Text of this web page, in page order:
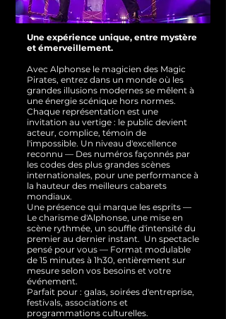
Une expérience unique, entre mystère
et émerveillement.
Avec Alphonse le magicien des Magic
Pirates, entrez dans un monde où les
grandes illusions modernes se mêlent à
une énergie scénique hors normes.
Chaque représentation est une
invitation au vertige : le public devient
acteur, complice, témoin de
l'impossible. Un niveau d'excellence
reconnu — Des numéros façonnés par
les codes des plus grandes scènes
internationales, pour une performance à
la hauteur des meilleurs cabarets
mondiaux.
Une présence qui marque les esprits —
Le charisme d'Alphonse, une mise en
scène rythmée, un souffle d'intensité du
premier au dernier instant. Un spectacle
pensé pour vous — Format modulable
de 15 minutes à 1h30, entièrement sur
mesure selon vos besoins et votre
événement.
Parfait pour : galas, soirées d'entreprise,
festivals, associations et
programmations culturelles.